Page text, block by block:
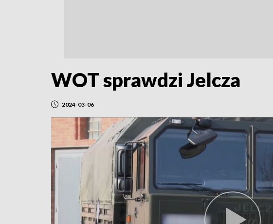
WOT sprawdzi Jelcza
2024-03-06